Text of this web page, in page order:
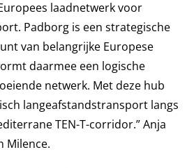
laadnetwerk voor
Padborg is een strategische
van belangrijke Europese
daarmee een logische
netwerk. Met deze hub
langeafstandstransport langs
TEN-T-corridor.” Anja
Milence.